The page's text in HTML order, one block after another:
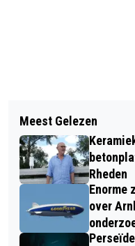
TIENERS
SCHAKEN 2024
DOOR
Meest Gelezen
Rheden
Enorme
over